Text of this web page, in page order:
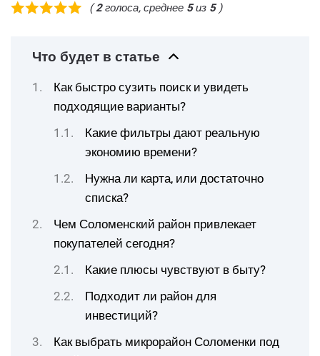
(2голоса, среднее 5из 5)
Что будет в статье
Как быстро сузить поиск и увидеть
подходящие варианты?
Какие фильтры дают реальную
экономию времени?
Нужна ли карта, или достаточно
списка?
Чем Соломенский район привлекает
покупателей сегодня?
Какие плюсы чувствуют в быту?
Подходит ли район для
инвестиций?
Как выбрать микрорайон Соломенки под